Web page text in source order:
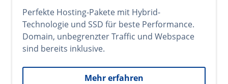
Perfekte Hosting-Pakete mit Hybrid-
Technologie und SSD für beste Performance.
Domain, unbegrenzter Traffic und Webspace
sind bereits inklusive.
Mehr erfahren